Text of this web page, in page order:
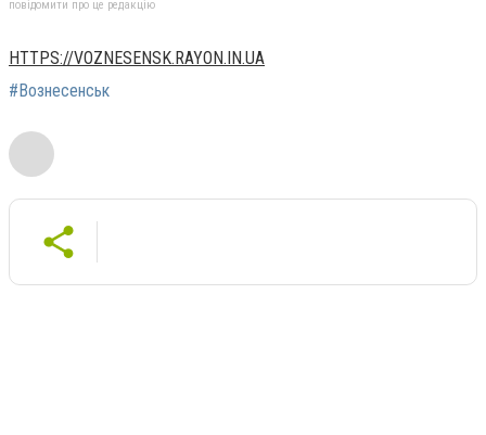
повідомити про це редакцію
HTTPS://VOZNESENSK.RAYON.IN.UA
#Вознесенськ